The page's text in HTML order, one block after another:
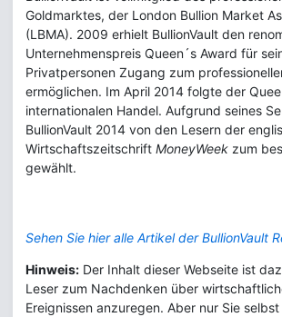
Goldmarktes, der London Bullion Market
(LBMA). 2009 erhielt BullionVault den
Unternehmenspreis Queen´s Award für
Privatpersonen Zugang zum
ermöglichen. Im April 2014 folgte der
internationalen Handel. Aufgrund seines
BullionVault 2014 von den Lesern der
Wirtschaftszeitschrift MoneyWeek zum
gewählt.
Sehen Sie hier alle Artikel der BullionVault
Hinweis: Der Inhalt dieser Webseite ist
Leser zum Nachdenken über
Ereignissen anzuregen. Aber nur Sie